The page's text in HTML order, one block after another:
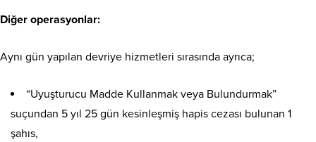
Diğer operasyonlar:
Aynı gün yapılan devriye hizmetleri sırasında ayrıca;
“Uyuşturucu Madde Kullanmak veya Bulundurmak”
suçundan 5 yıl 25 gün kesinleşmiş hapis cezası bulunan 1
şahıs,